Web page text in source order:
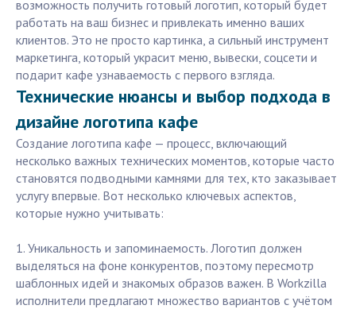
возможность получить готовый логотип, который будет
работать на ваш бизнес и привлекать именно ваших
клиентов. Это не просто картинка, а сильный инструмент
маркетинга, который украсит меню, вывески, соцсети и
подарит кафе узнаваемость с первого взгляда.
Технические нюансы и выбор подхода в
дизайне логотипа кафе
Создание логотипа кафе — процесс, включающий
несколько важных технических моментов, которые часто
становятся подводными камнями для тех, кто заказывает
услугу впервые. Вот несколько ключевых аспектов,
которые нужно учитывать:
1. Уникальность и запоминаемость. Логотип должен
выделяться на фоне конкурентов, поэтому пересмотр
шаблонных идей и знакомых образов важен. В Workzilla
исполнители предлагают множество вариантов с учётом